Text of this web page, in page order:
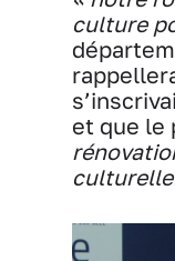
culture
et que le